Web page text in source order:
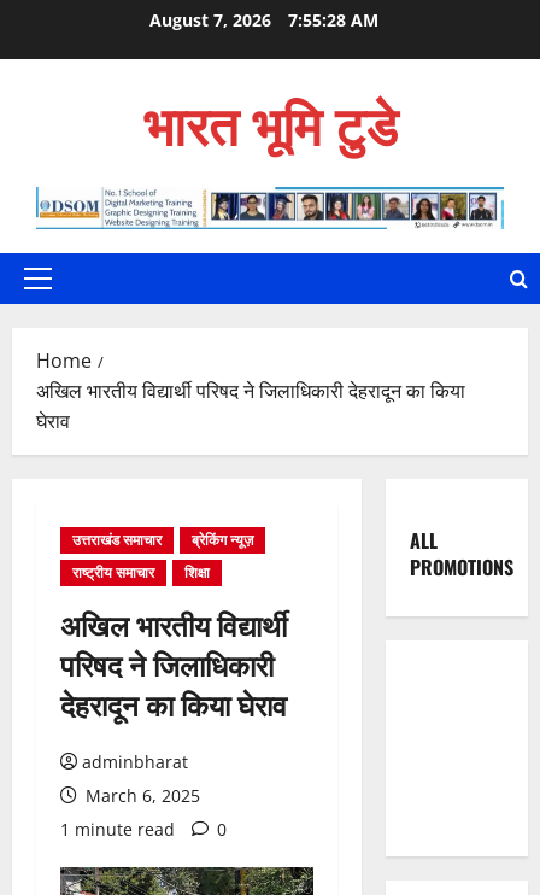
August 7, 2026 7:55:29 AM
भारत भूमि टुडे
Primary
Home
अखिल भारतीय विद्यार्थी परिषद ने जिलाधिकारी देहरादून का किया
घेराव
उत्तराखंड समाचार
ब्रेकिंग न्यूज़
राष्ट्रीय समाचार
शिक्षा
अखिल भारतीय विद्यार्थी
परिषद ने जिलाधिकारी
देहरादून का किया घेराव
adminbharat
March 6, 2025
1 minute read
0
ALL
PROMOTIONS